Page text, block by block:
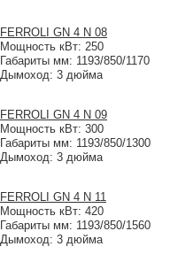
FERROLI GN 4 N 08
Мощность кВт: 250
Габариты мм: 1193/850/1170
Дымоход: 3 дюйма
FERROLI GN 4 N 09
Мощность кВт: 300
Габариты мм: 1193/850/1300
Дымоход: 3 дюйма
FERROLI GN 4 N 11
Мощность кВт: 420
Габариты мм: 1193/850/1560
Дымоход: 3 дюйма